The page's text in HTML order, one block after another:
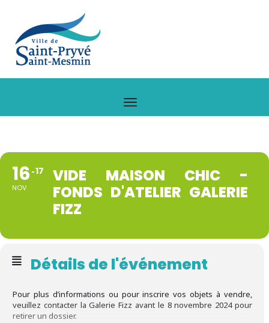
16
NOV
17
VIDE MAISON CHIC -
FONDS D'ATELIER GALERIE
FIZZ
Détails de l'événement
Pour plus d’informations ou pour inscrire vos objets à vendre,
veuillez contacter la Galerie Fizz avant le 8 novembre 2024 pour
retirer un dossier.